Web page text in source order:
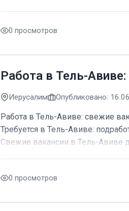
0 просмотров
Работа в Тель-
Иерусалим Опубликовано:
Работа в Тель-Авиве: свежие
Требуется в Тель-Авиве:
Свежие вакансии в Тель-Авиве
0 просмотров